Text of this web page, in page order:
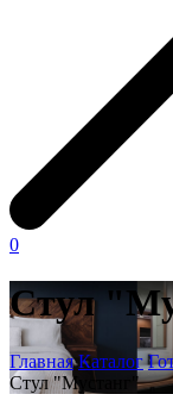
0
Стул
Главная Каталог
Стул "Мустанг"